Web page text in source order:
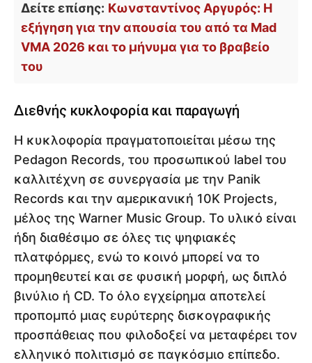
Δείτε επίσης: Κωνσταντίνος Αργυρός: Η
εξήγηση για την απουσία του από τα Mad
VMA 2026 και το μήνυμα για το βραβείο
του
Διεθνής κυκλοφορία και παραγωγή
Η κυκλοφορία πραγματοποιείται μέσω της
Pedagon Records, του προσωπικού label του
καλλιτέχνη σε συνεργασία με την Panik
Records και την αμερικανική 10K Projects,
μέλος της Warner Music Group. Το υλικό είναι
ήδη διαθέσιμο σε όλες τις ψηφιακές
πλατφόρμες, ενώ το κοινό μπορεί να το
προμηθευτεί και σε φυσική μορφή, ως διπλό
βινύλιο ή CD. Το όλο εγχείρημα αποτελεί
προπομπό μιας ευρύτερης δισκογραφικής
προσπάθειας που φιλοδοξεί να μεταφέρει τον
ελληνικό πολιτισμό σε παγκόσμιο επίπεδο.